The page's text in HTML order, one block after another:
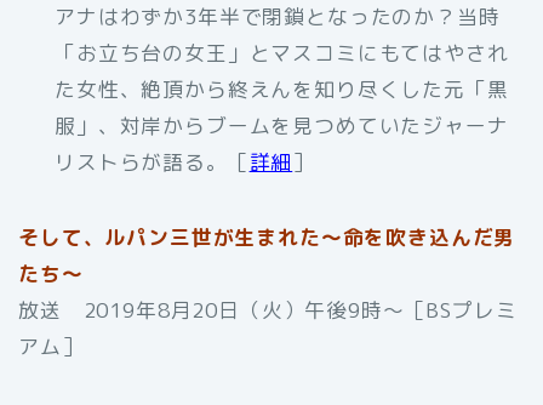
アナはわずか3年半で閉鎖となったのか？当時
「お立ち台の女王」とマスコミにもてはやされ
た女性、絶頂から終えんを知り尽くした元「黒
服」、対岸からブームを見つめていたジャーナ
リストらが語る。［詳細］
そして、ルパン三世が生まれた～命を吹き込んだ男
たち～
放送 2019年8月20日（火）午後9時～［BSプレミ
アム］